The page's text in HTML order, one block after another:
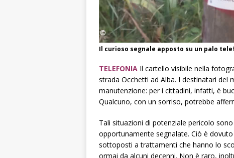
Il curioso segnale apposto su un palo
TELEFONIA Il cartello visibile nella
strada Occhetti ad Alba. I destinatari del
manutenzione: per i cittadini, infatti, è
Qualcuno, con un sorriso, potrebbe
Tali situazioni di potenziale pericolo
opportunamente segnalate. Ciò è
sottoposti a trattamenti che hanno lo
ormai da alcuni decenni. Non è raro,